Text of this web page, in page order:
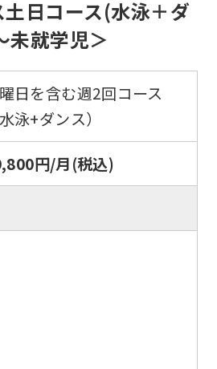
日コース(水泳＋ダ
未就学児＞
日を含む週2回コース
水泳+ダンス）
円/月(税込)